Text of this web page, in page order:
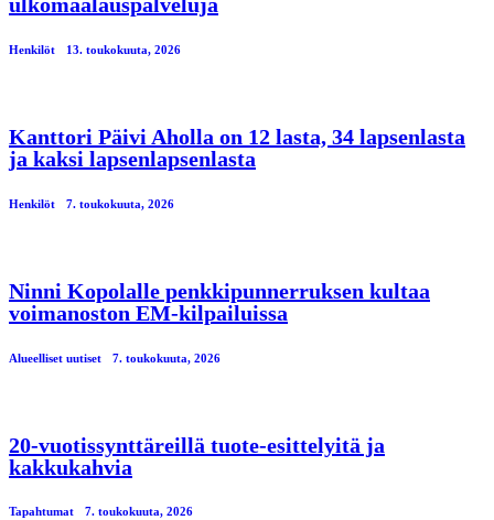
Henkilöt 13. toukokuuta, 2026
Kanttori Päivi Aholla on 12 lasta, 34 lapsenlasta
ja kaksi lapsenlapsenlasta
Henkilöt 7. toukokuuta, 2026
Ninni Kopolalle penkkipunnerruksen kultaa
voimanoston EM-kilpailuissa
Alueelliset uutiset 7. toukokuuta, 2026
20-vuotissynttäreillä tuote-esittelyitä ja
kakkukahvia
Tapahtumat 7. toukokuuta, 2026